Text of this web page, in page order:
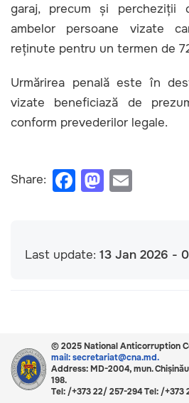
garaj, precum și percheziții
ambelor persoane vizate
reținute pentru un termen de
Urmărirea penală este în
vizate beneficiază de
conform prevederilor legale.
Share: F
a
e
k
M
a
o
Last update: 13 Jan 2026 -
© 2025 National Anticorruption
mail: secretariat@cna.md.
Address: MD-2004, mun.
198.
Tel: /+373 22/ 257-294 Tel: /+373